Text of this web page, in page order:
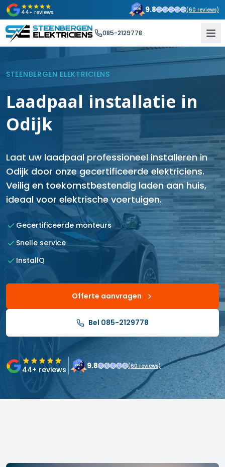
44+ reviews 9.8 (60 reviews)
085-2129778
STEENBERGEN ELEKTRICIENS
Laadpaal installatie in
Odijk
Laat uw laadpaal professioneel installeren in
Odijk door onze gecertificeerde elektriciens.
Veilig en toekomstbestendig laden aan huis,
ideaal voor elektrische voertuigen.
Gecertificeerde monteurs
Snelle service
InstallQ
Offerte aanvragen
Bel 085-2129778
44+ reviews 9.8 (60 reviews)